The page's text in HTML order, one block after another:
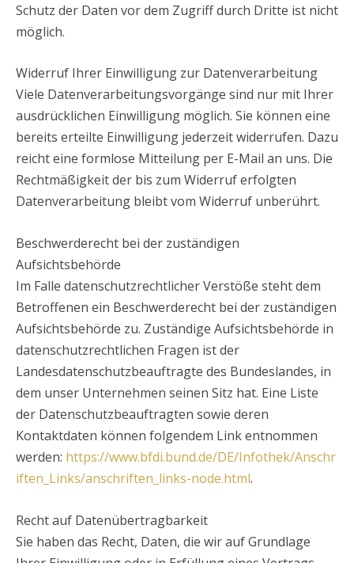
Schutz der Daten vor dem Zugriff durch Dritte ist nicht
möglich.
Widerruf Ihrer Einwilligung zur Datenverarbeitung
Viele Datenverarbeitungsvorgänge sind nur mit Ihrer
ausdrücklichen Einwilligung möglich. Sie können eine
bereits erteilte Einwilligung jederzeit widerrufen. Dazu
reicht eine formlose Mitteilung per E-Mail an uns. Die
Rechtmäßigkeit der bis zum Widerruf erfolgten
Datenverarbeitung bleibt vom Widerruf unberührt.
Beschwerderecht bei der zuständigen
Aufsichtsbehörde
Im Falle datenschutzrechtlicher Verstöße steht dem
Betroffenen ein Beschwerderecht bei der zuständigen
Aufsichtsbehörde zu. Zuständige Aufsichtsbehörde in
datenschutzrechtlichen Fragen ist der
Landesdatenschutzbeauftragte des Bundeslandes, in
dem unser Unternehmen seinen Sitz hat. Eine Liste
der Datenschutzbeauftragten sowie deren
Kontaktdaten können folgendem Link entnommen
werden: https://www.bfdi.bund.de/DE/Infothek/Anschr
iften_Links/anschriften_links-node.html.
Recht auf Datenübertragbarkeit
Sie haben das Recht, Daten, die wir auf Grundlage